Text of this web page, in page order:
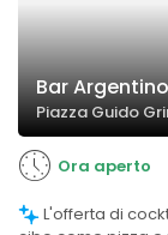
Bar Argentino
Piazza Guido
Ora aperto